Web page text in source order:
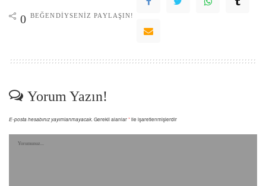
0 BEĞENDIYSENIZ PAYLAŞIN!
Yorum Yazın!
E-posta hesabınız yayımlanmayacak. Gerekli alanlar*ile işaretlenmişlerdir